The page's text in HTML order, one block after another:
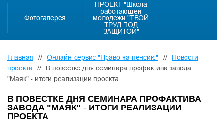
Фотогалерея
ПРОЕКТ "Школа
работающей
молодежи "ТВОЙ
ТРУД ПОД
ЗАЩИТОЙ"
Главная // Онлайн-сервис "Право на пенсию" //
Новости
проекта
//
В повестке дня семинара профактива завода
"Маяк" - итоги реализации проекта
В ПОВЕСТКЕ ДНЯ СЕМИНАРА ПРОФАКТИВА
ЗАВОДА "МАЯК" - ИТОГИ РЕАЛИЗАЦИИ
ПРОЕКТА